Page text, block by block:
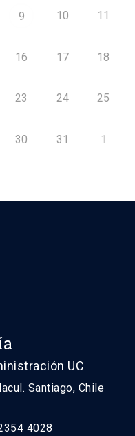
9 10 11
16 17 18
23 24 25
30 31 1
UC
Santiago, Chile
4028